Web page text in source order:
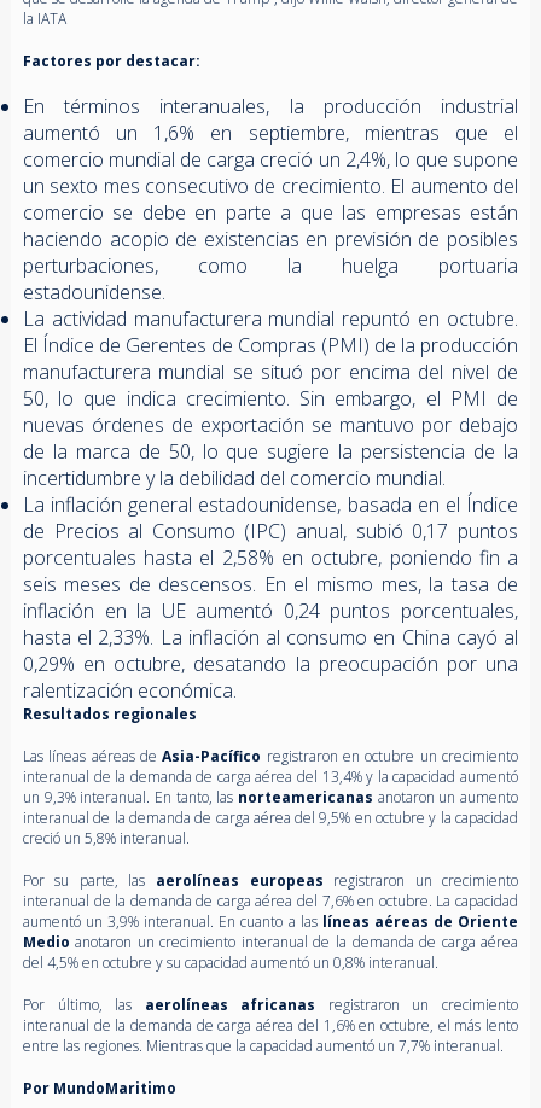
la IATA
Factores por destacar:
En términos interanuales, la producción industrial
aumentó un 1,6% en septiembre, mientras que el
comercio mundial de carga creció un 2,4%, lo que supone
un sexto mes consecutivo de crecimiento. El aumento del
comercio se debe en parte a que las empresas están
haciendo acopio de existencias en previsión de posibles
perturbaciones, como la huelga portuaria
estadounidense.
La actividad manufacturera mundial repuntó en octubre.
El Índice de Gerentes de Compras (PMI) de la producción
manufacturera mundial se situó por encima del nivel de
50, lo que indica crecimiento. Sin embargo, el PMI de
nuevas órdenes de exportación se mantuvo por debajo
de la marca de 50, lo que sugiere la persistencia de la
incertidumbre y la debilidad del comercio mundial.
La inflación general estadounidense, basada en el Índice
de Precios al Consumo (IPC) anual, subió 0,17 puntos
porcentuales hasta el 2,58% en octubre, poniendo fin a
seis meses de descensos. En el mismo mes, la tasa de
inflación en la UE aumentó 0,24 puntos porcentuales,
hasta el 2,33%. La inflación al consumo en China cayó al
0,29% en octubre, desatando la preocupación por una
ralentización económica.
Resultados regionales
Las líneas aéreas deAsia-Pacífico registraron en octubre un crecimiento
interanual de la demanda de carga aérea del 13,4% y la capacidad aumentó
un 9,3% interanual. En tanto, las norteamericanas anotaron un aumento
interanual de la demanda de carga aérea del 9,5% en octubre y la capacidad
creció un 5,8% interanual.
Por su parte, las aerolíneas europeas registraron un crecimiento
interanual de la demanda de carga aérea del 7,6% en octubre. La capacidad
aumentó un 3,9% interanual. En cuanto a las líneas aéreas de Oriente
Medio anotaron un crecimiento interanual de la demanda de carga aérea
del 4,5% en octubre y su capacidad aumentó un 0,8% interanual.
Por último, las aerolíneas africanas registraron un crecimiento
interanual de la demanda de carga aérea del 1,6% en octubre, el más lento
entre las regiones. Mientras que la capacidad aumentó un 7,7% interanual.
Por MundoMaritimo